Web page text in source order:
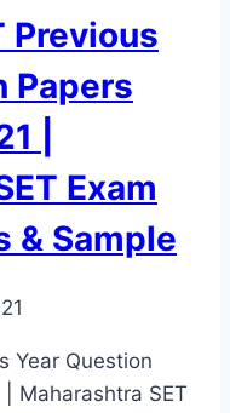
Previous
Papers
|
Exam
& Sample
Year Question
Maharashtra SET